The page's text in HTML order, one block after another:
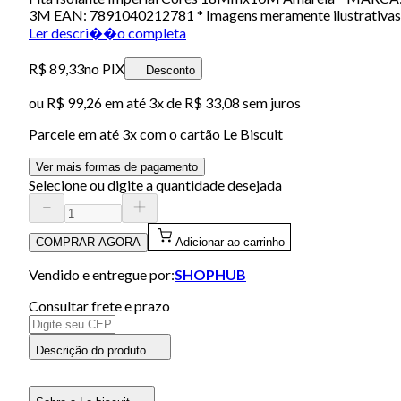
3M EAN: 7891040212781 * Imagens meramente
Ler descri��o completa
R$ 89,33no PIX Desconto
ou R$ 99,26em até 3x de R$ 33,08 sem juros
Parcele em até 3x com o cartão Le Biscuit
Ver mais formas de pagamento
Selecione ou digite a quantidade desejada
COMPRAR AGORA Adicionar ao carrinho
Vendido e entregue por:SHOPHUB
Consultar frete e prazo
Descrição do produto